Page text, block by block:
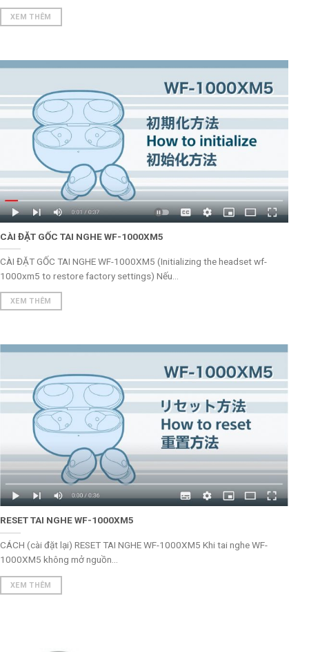
XEM THÊM
CÀI ĐẶT GỐC TAI NGHE WF-1000XM5
CÀI ĐẶT GỐC TAI NGHE WF-1000XM5 (Initializing the headset wf-
1000xm5 to restore factory settings) Nếu...
XEM THÊM
RESET TAI NGHE WF-1000XM5
CÁCH (cài đặt lại) RESET TAI NGHE WF-1000XM5 Khi tai nghe WF-
1000XM5 không mở nguồn...
XEM THÊM